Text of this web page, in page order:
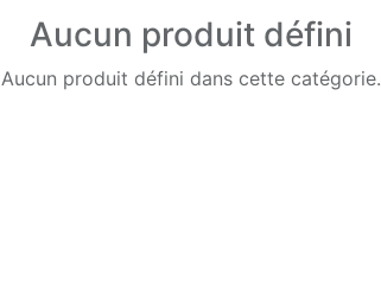
Aucun produit défini
Aucun produit défini dans cette catégorie.